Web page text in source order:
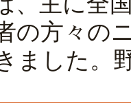
の方々の
ました。